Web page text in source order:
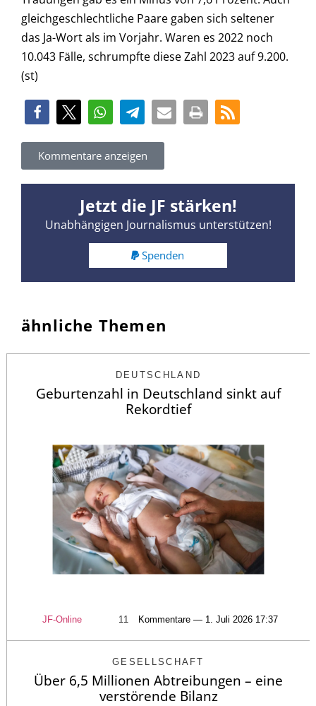
gleichgeschlechtliche Paare gaben sich seltener
das Ja-Wort als im Vorjahr. Waren es 2022 noch
10.043 Fälle, schrumpfte diese Zahl 2023 auf 9.200.
(st)
Kommentare anzeigen
Jetzt die JF stärken!
Unabhängigen Journalismus unterstützen!
Spenden
ähnliche Themen
DEUTSCHLAND
Geburtenzahl in Deutschland sinkt auf
Rekordtief
JF-Online 11 Kommentare — 1. Juli 2026 17:37
GESELLSCHAFT
Über 6,5 Millionen Abtreibungen – eine
verstörende Bilanz